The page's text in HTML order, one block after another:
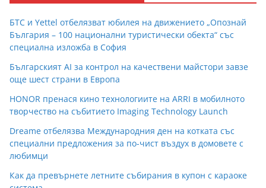
БТС и Yettel отбелязват юбилея на движението „Опознай
България – 100 национални туристически обекта“ със
специална изложба в София
Българският AI за контрол на качествени майстори завзе
още шест страни в Европа
HONOR пренася кино технологиите на ARRI в мобилното
творчество на събитието Imaging Technology Launch
Dreame отбелязва Международния ден на котката със
специални предложения за по-чист въздух в домовете с
любимци
Как да превърнете летните събирания в купон с караоке